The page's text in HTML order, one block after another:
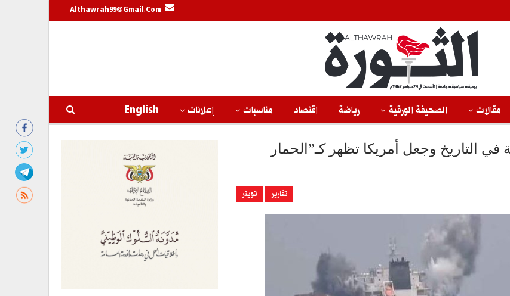
Althawrah99@gmail.com
مقالات الصحيفة الورقية رياضة اقتصاد مناسبات إعلانات English
التاريخ وجعل أمريكا تظهر كـ”الحمار
تقارير تويتر